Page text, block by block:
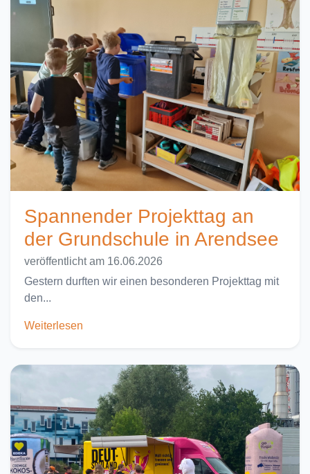
Spannender Projekttag an
der Grundschule in Arendsee
veröffentlicht am 16.06.2026
Gestern durften wir einen besonderen Projekttag mit
den...
Weiterlesen